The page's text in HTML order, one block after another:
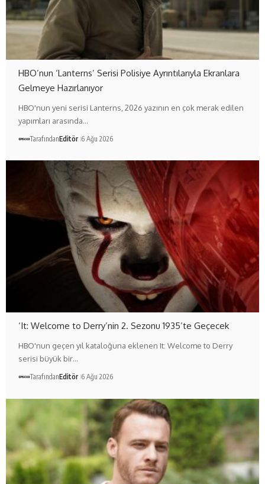
HBO’nun ‘Lanterns’ Serisi Polisiye Ayrıntılarıyla Ekranlara
Gelmeye Hazırlanıyor
HBO'nun yeni serisi Lanterns, 2026 yazının en çok merak edilen
yapımları arasında…
TarafındanEditör 6 Ağu 2026
‘It: Welcome to Derry’nin 2. Sezonu 1935’te Geçecek
HBO'nun geçen yıl kataloğuna eklenen It: Welcome to Derry
serisi büyük bir…
TarafındanEditör 6 Ağu 2026